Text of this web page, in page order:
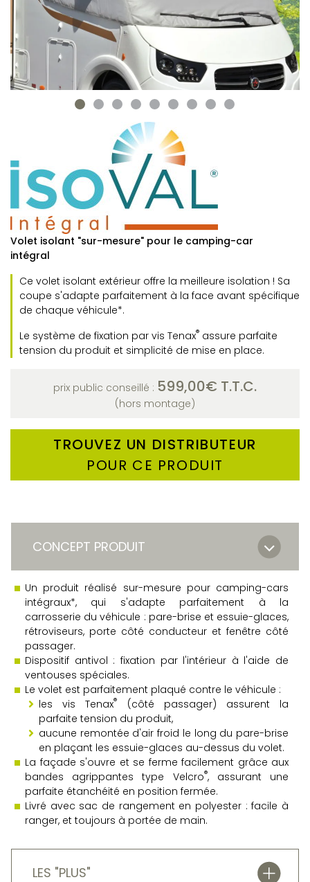
Volet isolant "sur-mesure" pour le camping-car
intégral
Ce volet isolant extérieur offre la meilleure isolation ! Sa
coupe s'adapte parfaitement à la face avant spécifique
de chaque véhicule*.
Le système de fixation par vis Tenax® assure parfaite
tension du produit et simplicité de mise en place.
prix public conseillé : 599,00€ T.T.C.
(hors montage)
TROUVEZ UN DISTRIBUTEUR
POUR CE PRODUIT
CONCEPT PRODUIT
Un produit réalisé sur-mesure pour camping-cars
intégraux*, qui s'adapte parfaitement à la
carrosserie du véhicule : pare-brise et essuie-glaces,
rétroviseurs, porte côté conducteur et fenêtre côté
passager.
Dispositif antivol : fixation par l'intérieur à l'aide de
ventouses spéciales.
Le volet est parfaitement plaqué contre le véhicule :
les vis Tenax®
(côté passager) assurent la
parfaite tension du produit,
aucune remontée d'air froid le long du pare-brise
en plaçant les essuie-glaces au-dessus du volet.
La façade s'ouvre et se ferme facilement grâce aux
bandes agrippantes type Velcro®, assurant une
parfaite étanchéité en position fermée.
Livré avec sac de rangement en polyester : facile à
ranger, et toujours à portée de main.
LES "PLUS"